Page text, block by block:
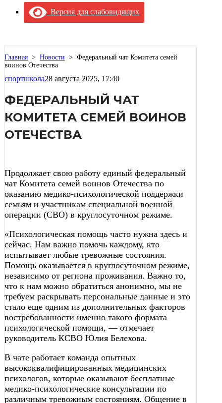
Версия для слабовидящих
Главная > Новости > Федеральный чат Комитета семей
воинов Отечества
спортшкола28 августа 2025, 17:40
ФЕДЕРАЛЬНЫЙ ЧАТ
КОМИТЕТА СЕМЕЙ ВОИНОВ
ОТЕЧЕСТВА
Продолжает свою работу единый федеральный
чат Комитета семей воинов Отечества по
оказанию медико-психологической поддержки
семьям и участникам специальной военной
операции (СВО) в круглосуточном режиме.
«Психологическая помощь часто нужна здесь и
сейчас. Нам важно помочь каждому, кто
испытывает любые тревожные состояния.
Помощь оказывается в круглосуточном режиме,
независимо от региона проживания. Важно то,
что к нам можно обратиться анонимно, мы не
требуем раскрывать персональные данные и это
стало еще одним из дополнительных факторов
востребованности именно такого формата
психологической помощи, — отмечает
руководитель КСВО Юлия Белехова.
В чате работает команда опытных
высококвалифицированных медицинских
психологов, которые оказывают бесплатные
медико-психологические консультации по
различным тревожным состояниям. Общение в